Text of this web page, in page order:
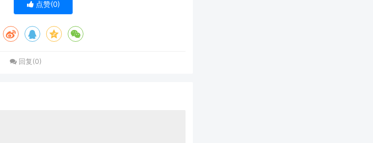
点赞(0)
回复(0)